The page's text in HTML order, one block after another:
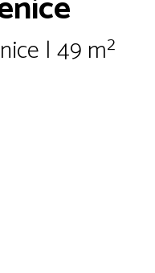
| 49 m²